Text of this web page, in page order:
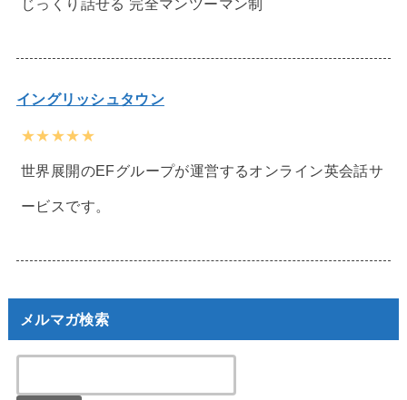
じっくり話せる 完全マンツーマン制
イングリッシュタウン
★★★★★
世界展開のEFグループが運営するオンライン英会話サ
ービスです。
メルマガ検索